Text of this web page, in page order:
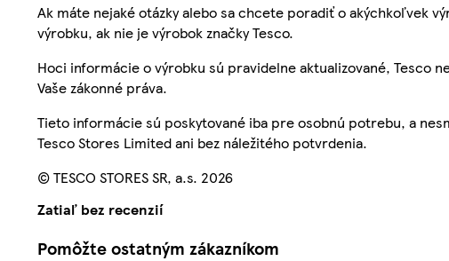
Ak máte nejaké otázky alebo sa chcete poradiť o akýchkoľvek
výrobku, ak nie je výrobok značky Tesco.
Hoci informácie o výrobku sú pravidelne aktualizované, Tesco
Vaše zákonné práva.
Tieto informácie sú poskytované iba pre osobnú potrebu, a
Tesco Stores Limited ani bez náležitého potvrdenia.
© TESCO STORES SR, a.s. 2026
Zatiaľ bez recenzií
Pomôžte ostatným zákazníkom